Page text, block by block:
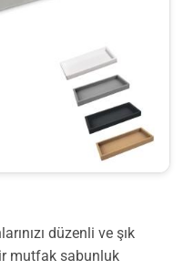
düzenli ve şık
mutfak sabunluk